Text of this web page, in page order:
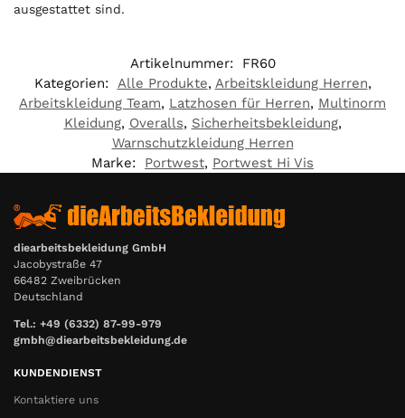
ausgestattet sind.
Artikelnummer:
FR60
Kategorien: Alle Produkte, Arbeitskleidung Herren,
Arbeitskleidung Team, Latzhosen für Herren, Multinorm
Kleidung, Overalls, Sicherheitsbekleidung,
Warnschutzkleidung Herren
Marke:
Portwest, Portwest Hi Vis
diearbeitsbekleidung GmbH
Jacobystraße 47
66482 Zweibrücken
Deutschland
Tel.: +49 (6332) 87-99-979
gmbh@diearbeitsbekleidung.de
KUNDENDIENST
Kontaktiere uns